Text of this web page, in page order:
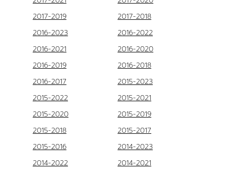
2017-2019
2017-2018
2016-2023
2016-2022
2016-2021
2016-2020
2016-2019
2016-2018
2016-2017
2015-2023
2015-2022
2015-2021
2015-2020
2015-2019
2015-2018
2015-2017
2015-2016
2014-2023
2014-2022
2014-2021